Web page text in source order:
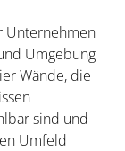
Unternehmen
Umgebung
Wände, die
sind und
Umfeld